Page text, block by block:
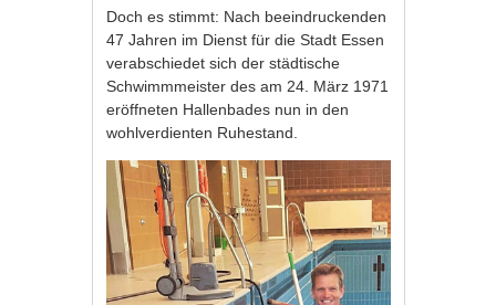
Doch es stimmt: Nach beeindruckenden
47 Jahren im Dienst für die Stadt Essen
verabschiedet sich der städtische
Schwimmmeister des am 24. März 1971
eröffneten Hallenbades nun in den
wohlverdienten Ruhestand.